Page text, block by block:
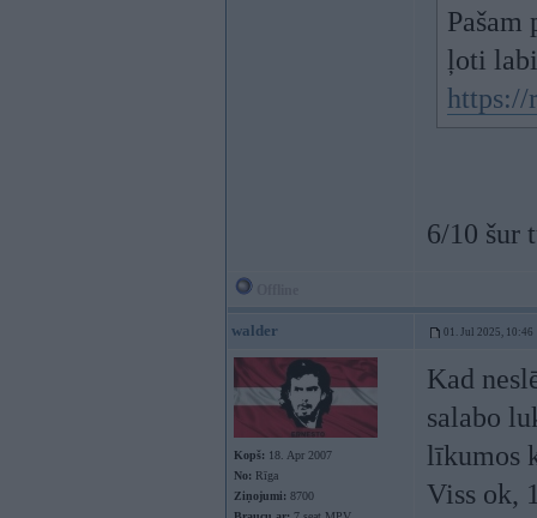
Pašam
ļoti labi
https://
6/10 šur
walder 01. Jul 2025, 10:46
Kopš: 18. Apr 2007
No: Rīga
Ziņojumi: 8700
Kad
salabo
līkumos
Viss ok,